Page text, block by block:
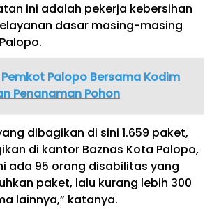
ini adalah pekerja kebersihan
dasar masing-masing
Pemkot Palopo Bersama Kodim
Penanaman Pohon
dibagikan di sini 1.659 paket,
di kantor Baznas Kota Palopo,
ada 95 orang disabilitas yang
paket, lalu kurang lebih 300
lainnya,” katanya.